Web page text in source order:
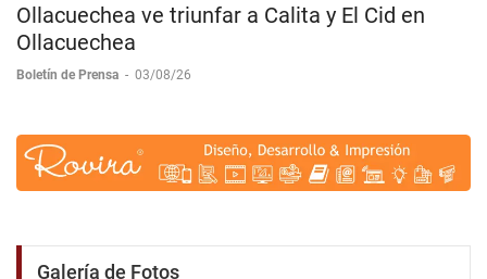
Ollacuechea ve triunfar a Calita y El Cid en
Ollacuechea
Boletín de Prensa - 03/08/26
Galería de Fotos